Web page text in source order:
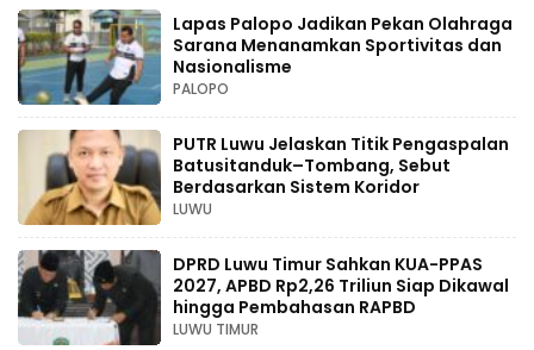
Lapas Palopo Jadikan Pekan Olahraga
Sarana Menanamkan Sportivitas dan
Nasionalisme
PALOPO
PUTR Luwu Jelaskan Titik Pengaspalan
Batusitanduk–Tombang, Sebut
Berdasarkan Sistem Koridor
LUWU
DPRD Luwu Timur Sahkan KUA-PPAS
2027, APBD Rp2,26 Triliun Siap Dikawal
hingga Pembahasan RAPBD
LUWU TIMUR